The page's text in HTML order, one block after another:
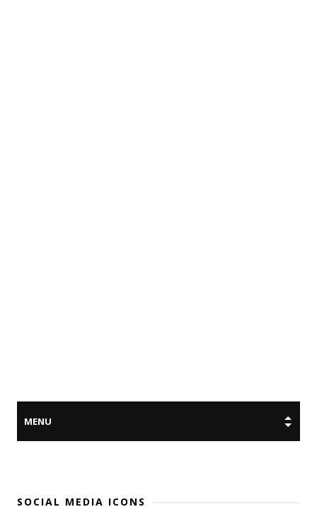
SOCIAL MEDIA ICONS